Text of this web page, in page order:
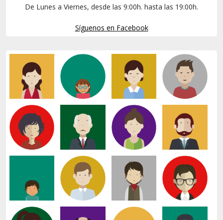
De Lunes a Viernes, desde las 9:00h. hasta las 19:00h.
Síguenos en Facebook